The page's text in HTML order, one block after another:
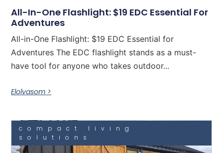
All-In-One Flashlight: $19 EDC Essential For
Adventures
All-in-One Flashlight: $19 EDC Essential for
Adventures The EDC flashlight stands as a must-
have tool for anyone who takes outdoor...
Elolvasom >
compact living
solutions